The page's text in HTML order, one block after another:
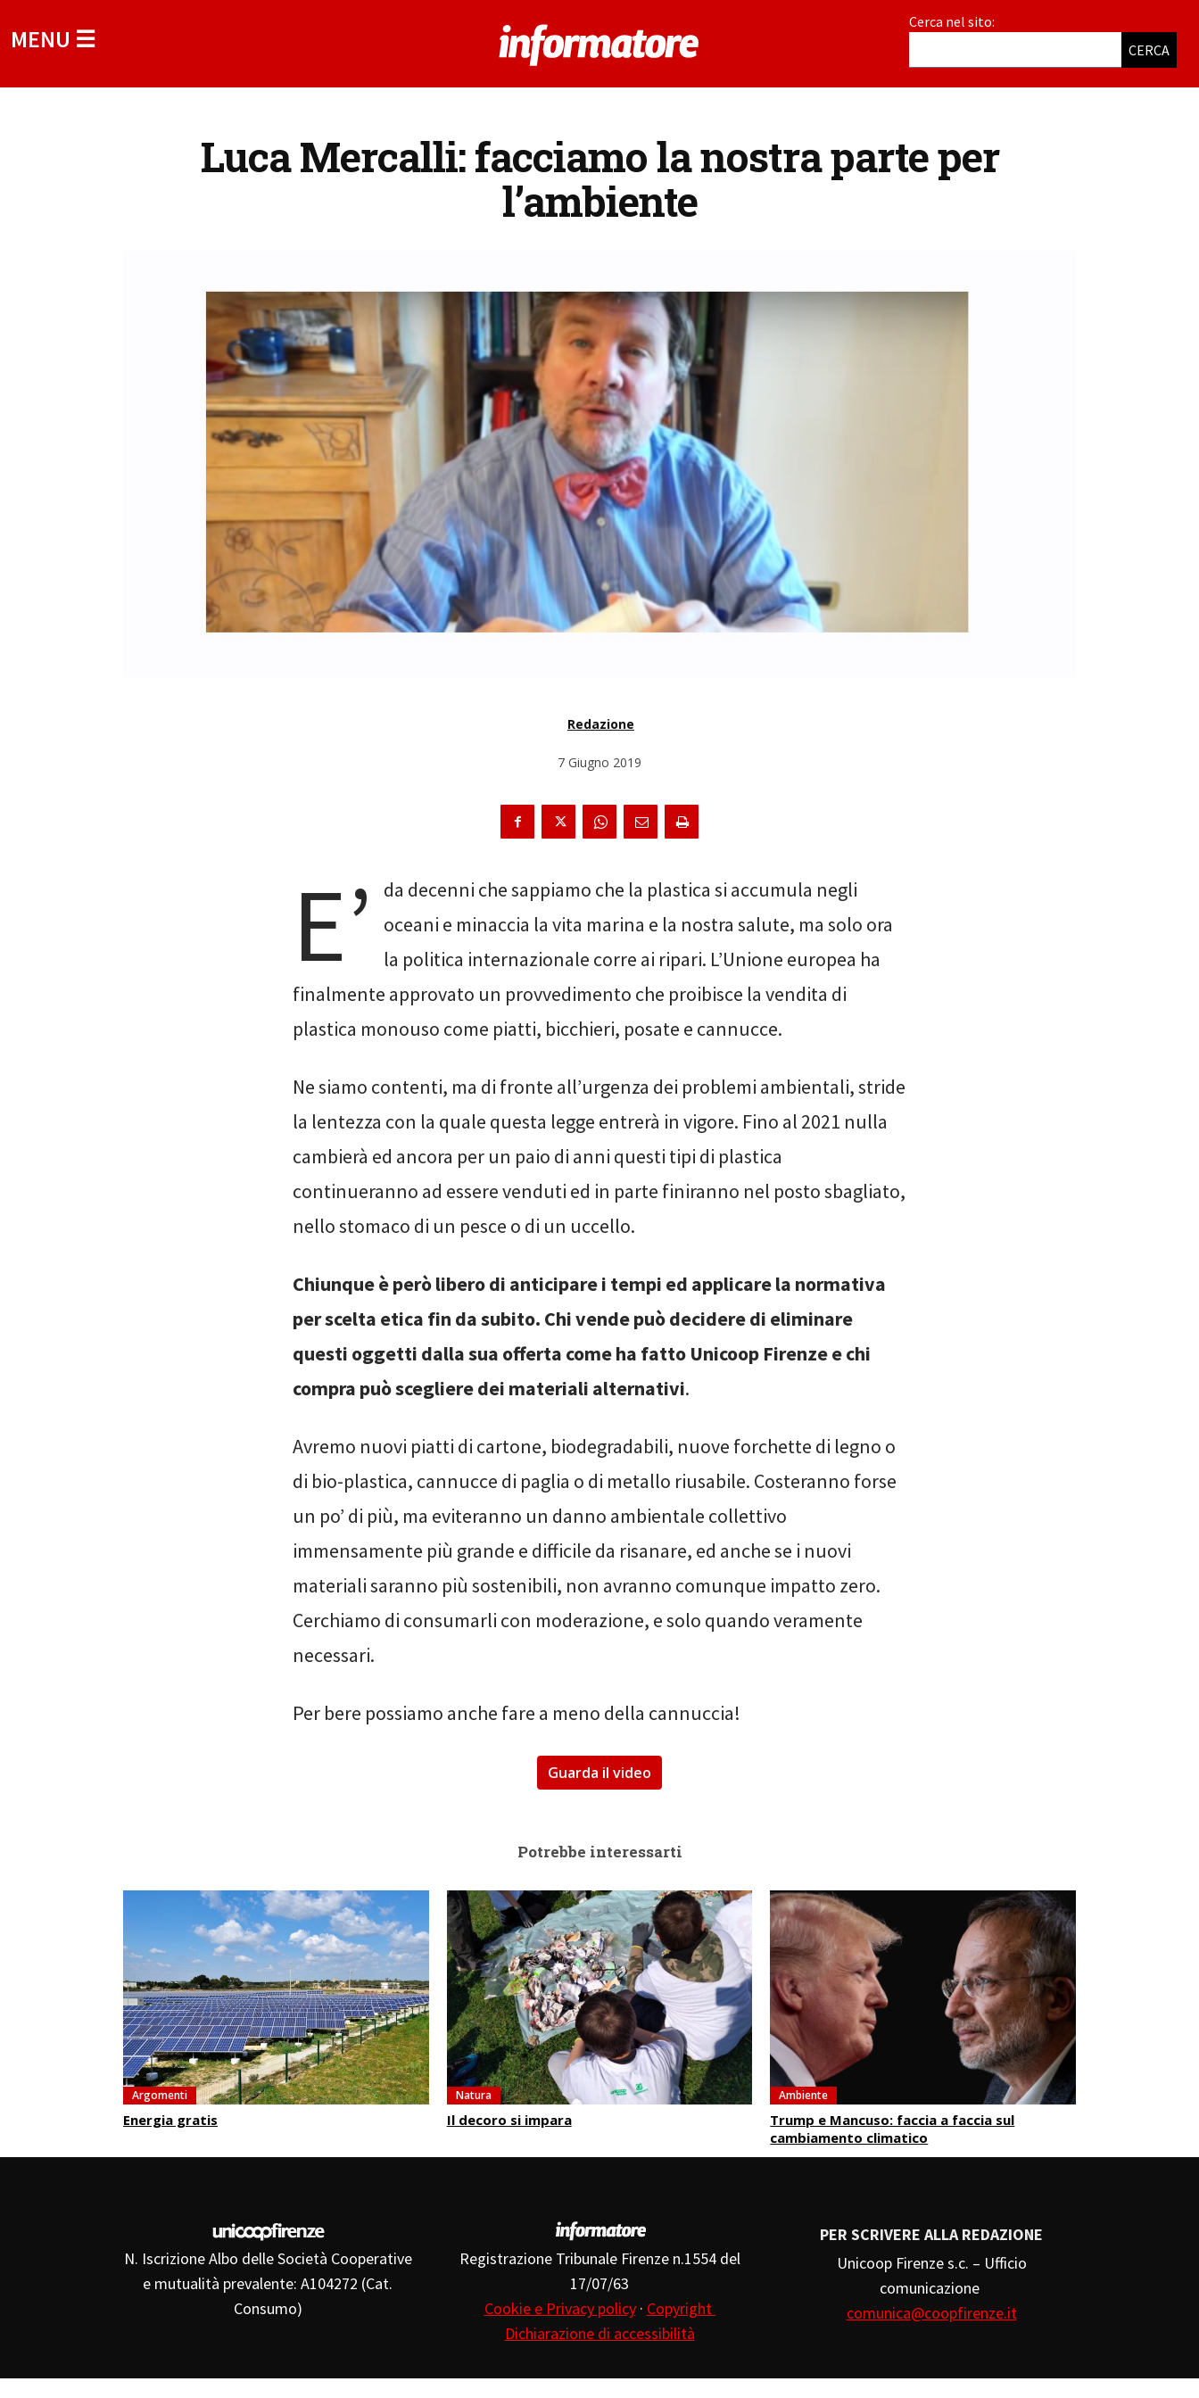
MENU ☰
Cerca nel sito:
CERCA
Luca Mercalli: facciamo la nostra parte per
l’ambiente
Redazione
7 Giugno 2019
E’
da decenni che sappiamo che la plastica si accumula negli
oceani e minaccia la vita marina e la nostra salute, ma solo ora
la politica internazionale corre ai ripari. L’Unione europea ha
finalmente approvato un provvedimento che proibisce la vendita di
plastica monouso come piatti, bicchieri, posate e cannucce.
Ne siamo contenti, ma di fronte all’urgenza dei problemi ambientali, stride
la lentezza con la quale questa legge entrerà in vigore. Fino al 2021 nulla
cambierà ed ancora per un paio di anni questi tipi di plastica
continueranno ad essere venduti ed in parte finiranno nel posto sbagliato,
nello stomaco di un pesce o di un uccello.
Chiunque è però libero di anticipare i tempi ed applicare la normativa
per scelta etica fin da subito. Chi vende può decidere di eliminare
questi oggetti dalla sua offerta come ha fatto Unicoop Firenze e chi
compra può scegliere dei materiali alternativi.
Avremo nuovi piatti di cartone, biodegradabili, nuove forchette di legno o
di bio-plastica, cannucce di paglia o di metallo riusabile. Costeranno forse
un po’ di più, ma eviteranno un danno ambientale collettivo
immensamente più grande e difficile da risanare, ed anche se i nuovi
materiali saranno più sostenibili, non avranno comunque impatto zero.
Cerchiamo di consumarli con moderazione, e solo quando veramente
necessari.
Per bere possiamo anche fare a meno della cannuccia!
Guarda il video
Potrebbe interessarti
Argomenti
Energia gratis
Natura
Il decoro si impara
Ambiente
Trump e Mancuso: faccia a faccia sul
cambiamento climatico
N. Iscrizione Albo delle Società Cooperative
e mutualità prevalente: A104272 (Cat.
Consumo)
Registrazione Tribunale Firenze n.1554 del
17/07/63
Cookie e Privacy policy· Copyright
Dichiarazione di accessibilità
PER SCRIVERE ALLA REDAZIONE
Unicoop Firenze s.c. – Ufficio
comunicazione
comunica@coopfirenze.it